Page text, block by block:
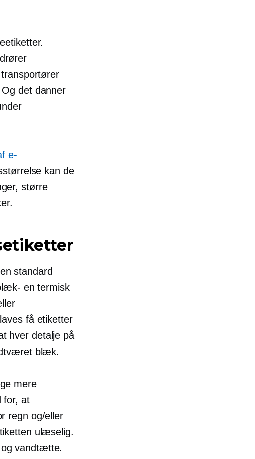
det danner
e-
kan de
større
standard
en termisk
få etiketter
hver detalje på
blæk.
mere
for, at
regn og/eller
ulæselig.
vandtætte.